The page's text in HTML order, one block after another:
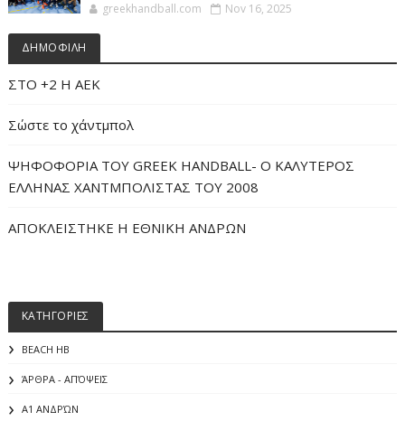
greekhandball.com Nov 16, 2025
ΔΗΜΟΦΙΛΗ
ΣΤΟ +2 Η ΑΕΚ
Σώστε το χάντμπολ
ΨΗΦΟΦΟΡΙΑ ΤΟΥ GREEK HANDBALL- O ΚΑΛΥΤΕΡΟΣ
ΕΛΛΗΝΑΣ ΧΑΝΤΜΠΟΛΙΣΤΑΣ ΤΟΥ 2008
ΑΠΟΚΛΕΙΣΤΗΚΕ Η ΕΘΝΙΚΗ ΑΝΔΡΩΝ
ΚΑΤΗΓΟΡΙΕΣ
BEACH HB
ΆΡΘΡΑ - ΑΠΌΨΕΙΣ
Α1 ΑΝΔΡΏΝ